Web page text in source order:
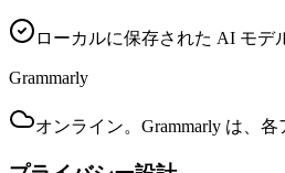
ローカルに保存された AI モデ
Grammarly
オンライン。Grammarly は、